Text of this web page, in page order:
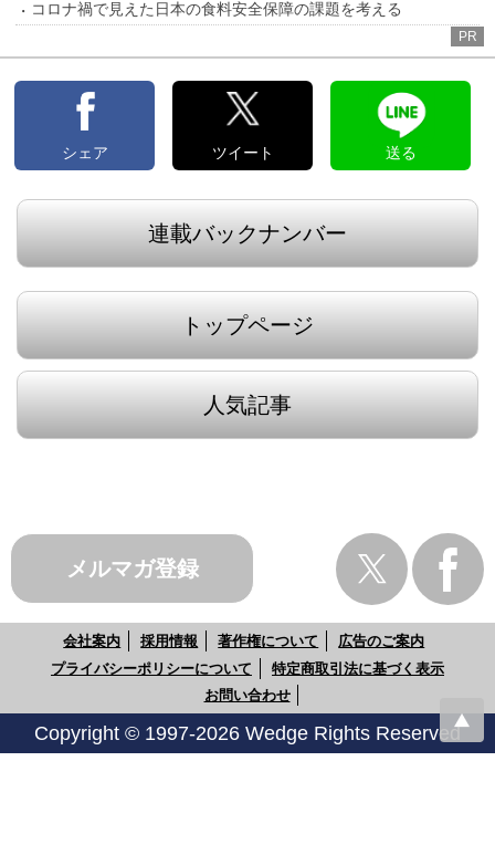
コロナ禍で見えた日本の食料安全保障の課題を考える
PR
シェア ツイート 送る
連載バックナンバー
トップページ
人気記事
メルマガ登録
会社案内 採用情報 著作権について
広告のご案内
プライバシーポリシーについて
特定商取引法に基づく表示
お問い合わせ
Copyright © 1997-2026 Wedge Rights Reserved